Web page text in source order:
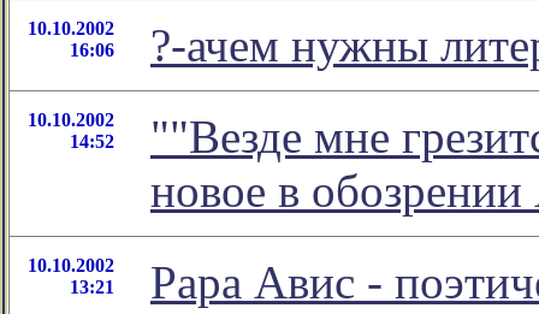
10.10.2002
16:06
?-ачем нужны
10.10.2002
14:52
""Везде мне
новое в
10.10.2002
13:21
Рара Авис -